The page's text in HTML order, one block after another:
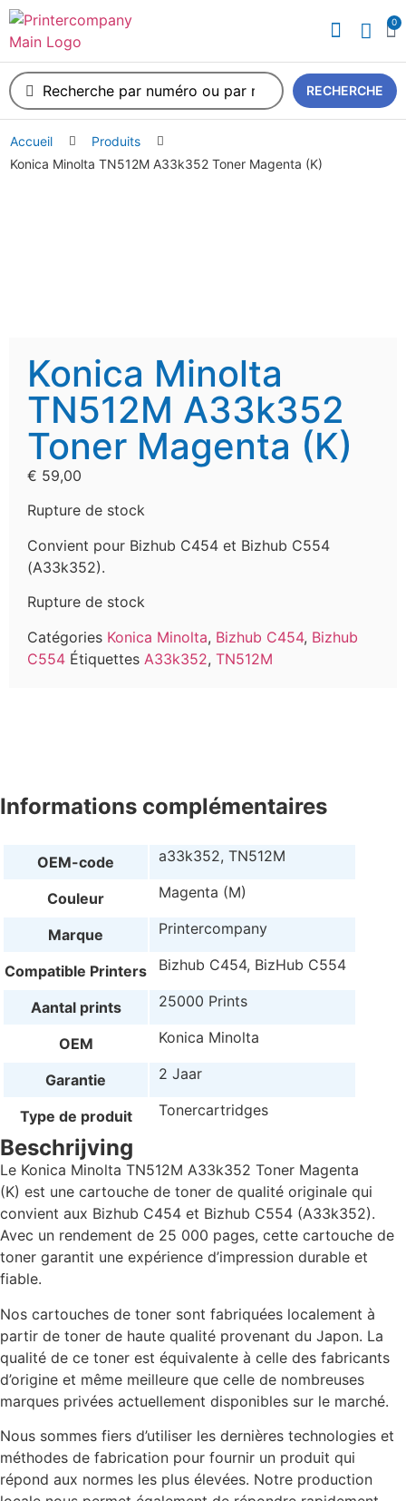
0
RECHERCHE
Accueil
Produits
Konica Minolta TN512M A33k352 Toner Magenta (K)
Konica Minolta
TN512M A33k352
Toner Magenta (K)
€ 59,00
Rupture de stock
Convient pour Bizhub C454 et Bizhub C554
(A33k352).
Rupture de stock
Catégories Konica Minolta, Bizhub C454, Bizhub
C554 Étiquettes A33k352, TN512M
Informations complémentaires
OEM-code a33k352, TN512M
Couleur Magenta (M)
Marque Printercompany
Compatible Printers Bizhub C454, BizHub C554
Aantal prints 25000 Prints
OEM Konica Minolta
Garantie 2 Jaar
Type de produit Tonercartridges
Beschrijving
Le Konica Minolta TN512M A33k352 Toner Magenta
(K) est une cartouche de toner de qualité originale qui
convient aux Bizhub C454 et Bizhub C554 (A33k352).
Avec un rendement de 25 000 pages, cette cartouche de
toner garantit une expérience d’impression durable et
fiable.
Nos cartouches de toner sont fabriquées localement à
partir de toner de haute qualité provenant du Japon. La
qualité de ce toner est équivalente à celle des fabricants
d’origine et même meilleure que celle de nombreuses
marques privées actuellement disponibles sur le marché.
Nous sommes fiers d’utiliser les dernières technologies et
méthodes de fabrication pour fournir un produit qui
répond aux normes les plus élevées. Notre production